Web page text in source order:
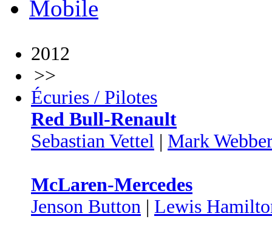
Mobile
2012
>>
Écuries / Pilotes
Red Bull-Renault
Sebastian Vettel | Mark
McLaren-Mercedes
Jenson Button | Lewis